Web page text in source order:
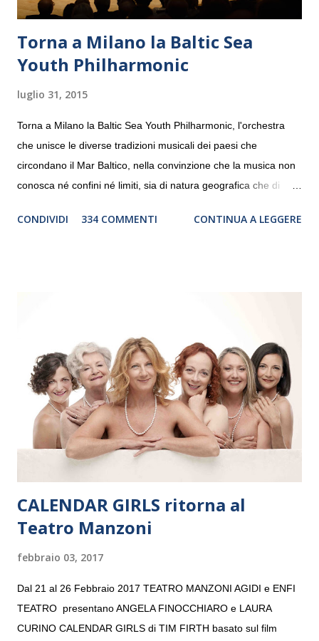
Torna a Milano la Baltic Sea
Youth Philharmonic
luglio 31, 2015
Torna a Milano la Baltic Sea Youth Philharmonic, l'orchestra
che unisce le diverse tradizioni musicali dei paesi che
circondano il Mar Baltico, nella convinzione che la musica non
conosca né confini né limiti, sia di natura geografica che di
debutterà il 10 settembre a Heiden, in Germania, e toccherà, in
“Settembre dell’Accademia” dove si esibirà per il secondo anno
consecutivo. Il pubblico milanese avrà il piacere di applaudire i
giovani artisti della Baltic Sea Youth Philharmonic per la quarta
volta. L’orchestra, fondata nel 2008 da Kristjan Järvi (affiancato
da un prestigioso consiglio di consulent...
CONDIVIDI 334 COMMENTI CONTINUA A LEGGERE
CALENDAR GIRLS ritorna al
Teatro Manzoni
febbraio 03, 2017
Dal 21 al 26 Febbraio 2017 TEATRO MANZONI AGIDI e ENFI
TEATRO presentano ANGELA FINOCCHIARO e LAURA
CURINO CALENDAR GIRLS di TIM FIRTH basato sul film